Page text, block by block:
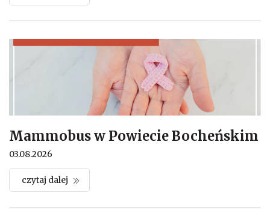
Mammobus w Powiecie Bocheńskim
03.08.2026
czytaj dalej